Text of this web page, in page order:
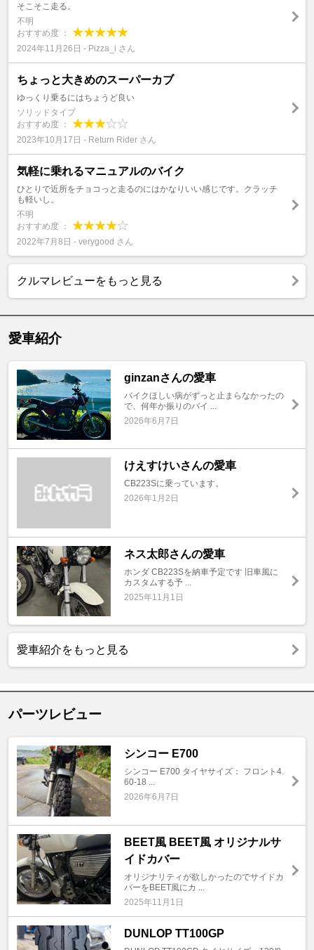
そこそこ走る。
不明
おすすめ度 ：
2024年11月26日 - Pizza_i さん
ちょっと大きめのスーパーカブ
ゆっくり乗るにはちょうど良い
ソリッドタイプ
おすすめ度 ：
2023年10月17日 - Return Rider さん
気軽に乗れるマニュアルのバイク
ひとりで近所をチョコっと走るのにはかなりいい感じです。クラッチ
も軽いし。
不明
おすすめ度 ：
2022年7月8日 - verygood さん
クルマレビューをもっと見る
愛車紹介
ginzanさんの愛車
バイクほしい病がずっと止まらなかったの
で、何年か振りのバイ ...
2026年6月7日
けえすけいさんの愛車
CB223Sに乗っています。
2026年1月2日
ネス太郎さんの愛車
ホンダ CB223Sを納車予定です 旧車風に
カスタムする予 ...
2025年11月1日
愛車紹介をもっと見る
パーツレビュー
シンコー E700
シンコー E700 タイヤサイズ： フロント4.
60-18 ...
2026年6月7日
BEET風 BEET風 オリジナルサ
イドカバー
オリジナリティが欲しかったのでサイドカ
バーをBEET風にカ ...
2025年11月1日
DUNLOP TT100GP